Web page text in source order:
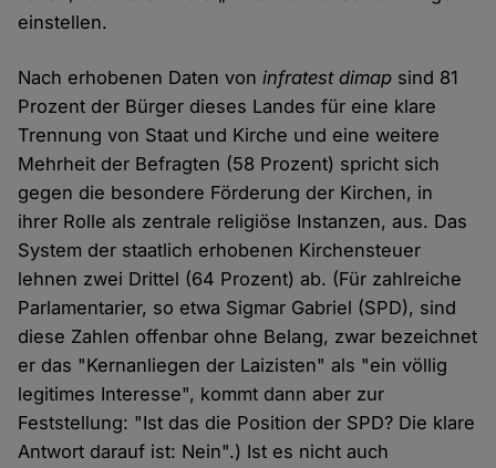
einstellen.
Nach erhobenen Daten voninfratest dimap sind 81
Prozent der Bürger dieses Landes für eine klare
Trennung von Staat und Kirche und eine weitere
Mehrheit der Befragten (58 Prozent) spricht sich
gegen die besondere Förderung der Kirchen, in
ihrer Rolle als zentrale religiöse Instanzen, aus. Das
System der staatlich erhobenen Kirchensteuer
lehnen zwei Drittel (64 Prozent) ab. (Für zahlreiche
Parlamentarier, so etwa Sigmar Gabriel (SPD), sind
diese Zahlen offenbar ohne Belang, zwar bezeichnet
er das "Kernanliegen der Laizisten" als "ein völlig
legitimes Interesse", kommt dann aber zur
Feststellung: "Ist das die Position der SPD? Die klare
Antwort darauf ist: Nein".) Ist es nicht auch